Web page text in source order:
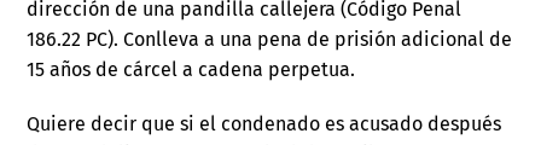
dirección de una pandilla callejera (Código Penal
186.22 PC). Conlleva a una pena de prisión adicional de
15 años de cárcel a cadena perpetua.
Quiere decir que si el condenado es acusado después